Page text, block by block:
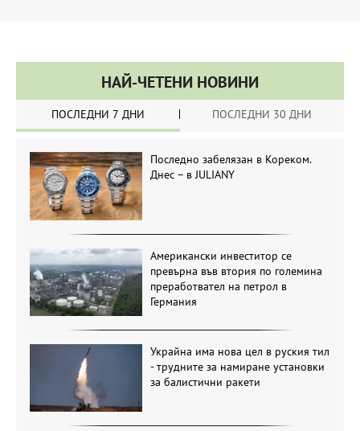
НАЙ-ЧЕТЕНИ НОВИНИ
ПОСЛЕДНИ 7 ДНИ ПОСЛЕДНИ 30 ДНИ
Последно забелязан в Кореком.
Днес – в JULIANY
Американски инвеститор се
превърна във втория по големина
преработвател на петрол в
Германия
Украйна има нова цел в руския тил
- трудните за намиране установки
за балистични ракети